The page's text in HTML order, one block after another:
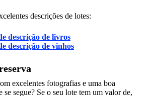
descrições de lotes:
descrição de livros
descrição de vinhos
excelentes fotografias e uma boa
se segue? Se o seu lote tem um valor de,